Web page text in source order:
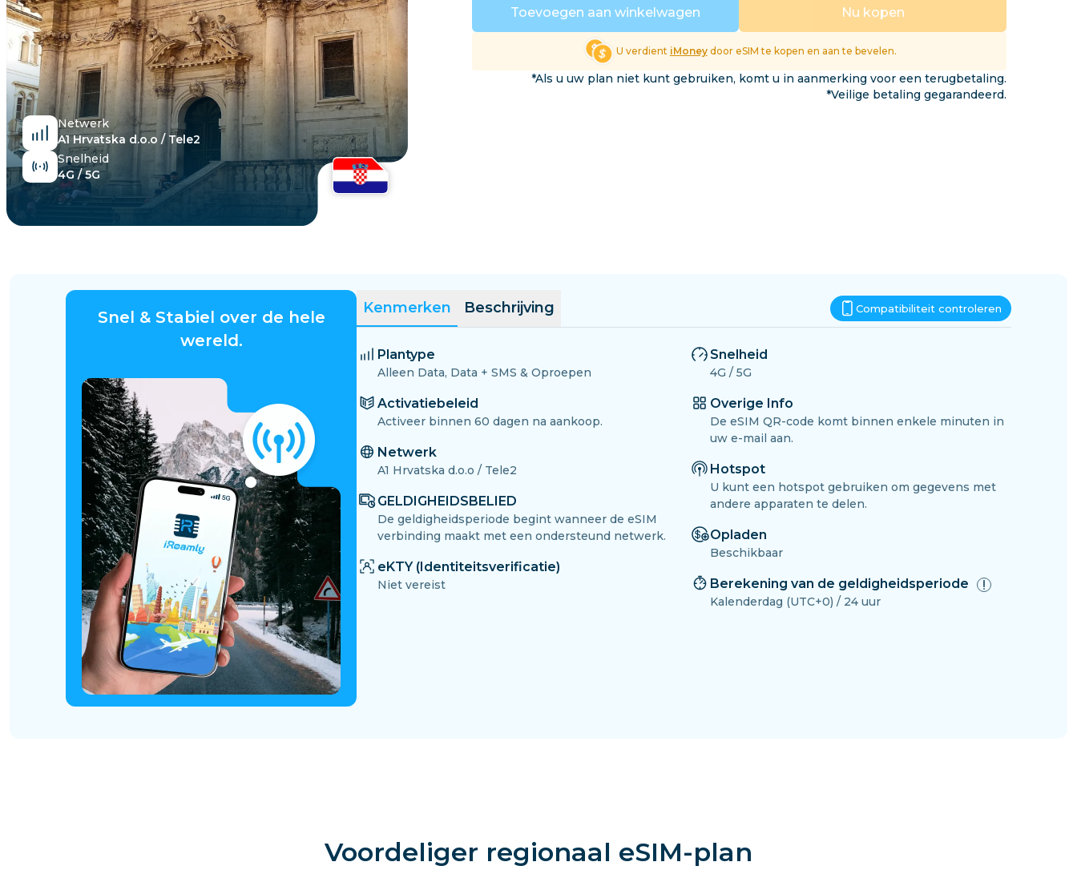
Verken Alle Bestemmingen
Netwerk
A1 Hrvatska d.o.o / Tele2
Snelheid
4G / 5G
Toevoegen aan winkelwagen Nu kopen
U verdient iMoneydoor eSIM te kopen en aan te bevelen.
*Als u uw plan niet kunt gebruiken, komt u in aanmerking voor een terugbetaling.
*Veilige betaling gegarandeerd.
Snel & Stabiel over de hele
wereld.
Kenmerken Beschrijving Compatibiliteit controleren
Plantype
Alleen Data, Data + SMS & Oproepen
Activatiebeleid
Activeer binnen 60 dagen na aankoop.
Netwerk
A1 Hrvatska d.o.o / Tele2
GELDIGHEIDSBELIED
De geldigheidsperiode begint wanneer de eSIM
verbinding maakt met een ondersteund netwerk.
eKTY (Identiteitsverificatie)
Niet vereist
Snelheid
4G / 5G
Overige Info
De eSIM QR-code komt binnen enkele minuten in
uw e-mail aan.
Hotspot
U kunt een hotspot gebruiken om gegevens met
andere apparaten te delen.
Opladen
Beschikbaar
Berekening van de geldigheidsperiode
Kalenderdag (UTC+0) / 24 uur
Voordeliger regionaal eSIM-plan